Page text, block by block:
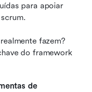
para apoiar
fazem?
do framework
de